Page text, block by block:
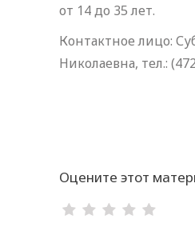
от 14 до 35 лет.
Контактное лицо:
Николаевна, тел.:
Оцените этот